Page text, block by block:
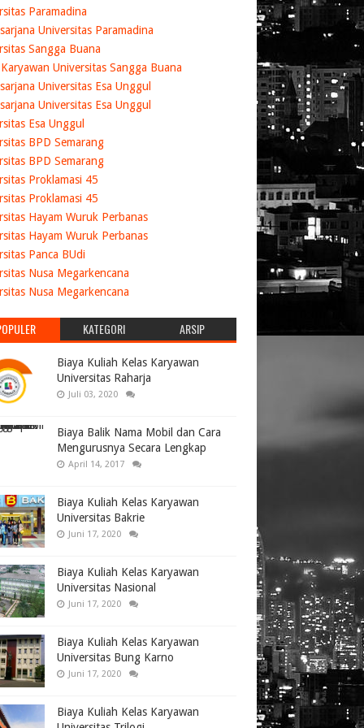
Paramadina
Universitas Paramadina
Sangga Buana
Universitas Sangga Buana
Universitas Esa Unggul
Universitas Esa Unggul
Esa Unggul
BPD Semarang
BPD Semarang
Proklamasi 45
Proklamasi 45
Hayam Wuruk Perbanas
Hayam Wuruk Perbanas
Panca BUdi
Nusa Megarkencana
Nusa Megarkencana
KATEGORI ARSIP
Biaya Kuliah Kelas Karyawan
Universitas Raharja
Juli 03, 2020
Biaya Balik Nama Mobil dan Cara
Mengurusnya Secara Lengkap
April 14, 2017
Biaya Kuliah Kelas Karyawan
Universitas Bakrie
Juni 17, 2020
Biaya Kuliah Kelas Karyawan
Universitas Nasional
Juni 17, 2020
Biaya Kuliah Kelas Karyawan
Universitas Bung Karno
Juni 17, 2020
Biaya Kuliah Kelas Karyawan